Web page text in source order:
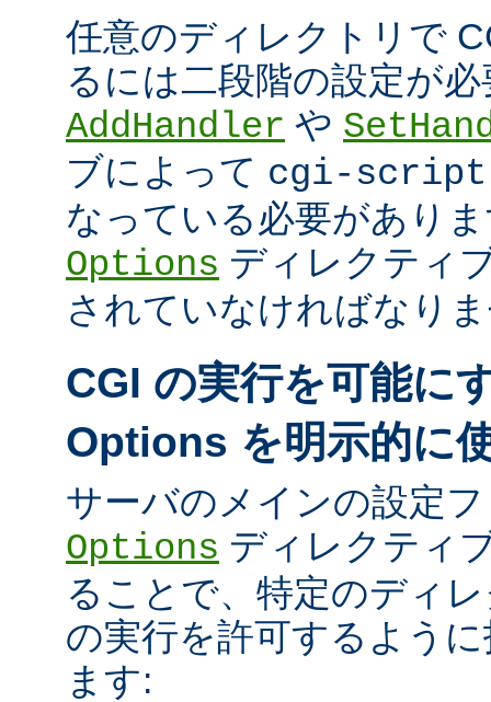
任意のディレクトリで
るには二段階の設定が
AddHandler や
ブによって cgi-script
なっている必要があり
Options ディレクティ
されていなければなり
CGI の実行を可能に
Options を明示的に
サーバのメインの設定
Options ディレクティ
ることで、特定のディ
の実行を許可するよう
ます: